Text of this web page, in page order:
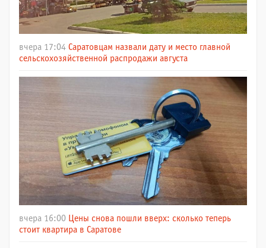
вчера 17:04 Саратовцам назвали дату и место главной
сельскохозяйственной распродажи августа
вчера 16:00 Цены снова пошли вверх: сколько теперь
стоит квартира в Саратове